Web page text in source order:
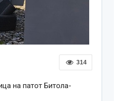
314
на патот Битола-